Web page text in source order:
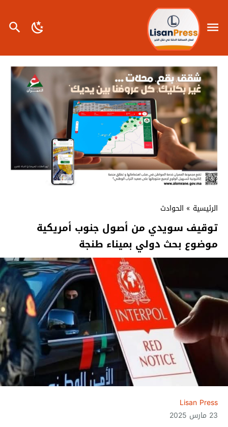
الرئيسية » الحوادث
توقيف سويدي من أصول جنوب أمريكية
موضوع بحث دولي بميناء طنجة
Lisan Press
23 مارس 2025